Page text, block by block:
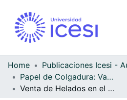
Home
Papel de Colgadura: Vademécum Gráfico y Cultural - Audiovisual
Venta de Helados en el Cementerio central